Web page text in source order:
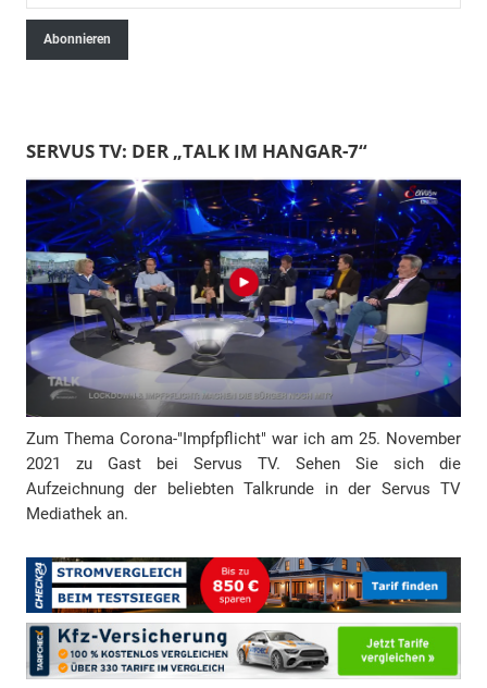
-
-
A
d
r
e
s
s
Abonnieren
SERVUS TV: DER „TALK IM HANGAR-7“
Zum Thema Corona-"Impfpflicht" war ich am 25. November
2021 zu Gast bei Servus TV. Sehen Sie sich die
Aufzeichnung der beliebten Talkrunde in der Servus TV
Mediathek an.